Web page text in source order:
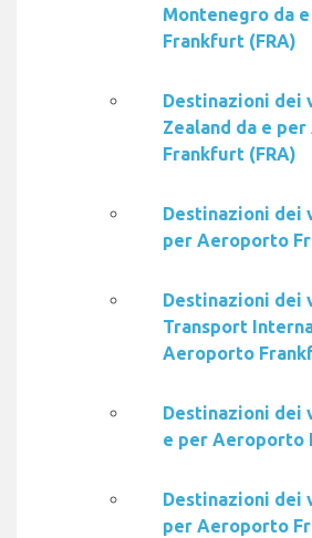
Montenegro da
Frankfurt (FRA)
Destinazioni dei
Zealand da e
Frankfurt (FRA)
Destinazioni dei
per Aeroporto
Destinazioni dei
Transport
Aeroporto
Destinazioni dei
e per Aeroporto
Destinazioni dei
per Aeroporto